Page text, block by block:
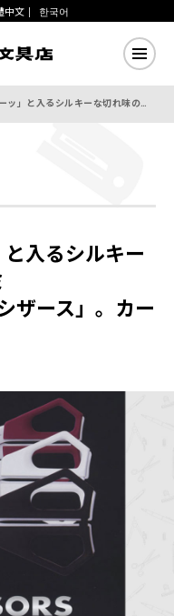
中文 한국어
【新発売】 「スーッ」と入るシルキーな切れ味の大人のハサミ「XSCISSORS・エクスシザース」。カール社より。
入るシルキー
ザース」。カー